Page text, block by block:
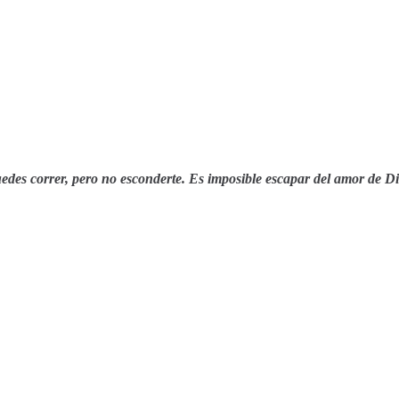
correr, pero no esconderte. Es imposible escapar del amor de